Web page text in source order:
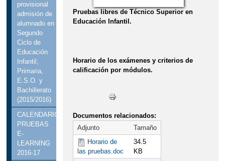
provisional
admisión de
alumnado en
Segundo
Ciclo de
Educación
Infantil,
Primaria,
E.S.O. y
Bachillerato
(2015/2016)
CALENDARIO
PRUEBAS
E-
LEARNING
2016-17
Pruebas libres de Técnico Superior en
Educación Infantil.
Horario de los exámenes y criterios de
calificación por módulos.
Documentos relacionados:
Adjunto
Tamaño
Horario de
las pruebas.doc
34.5
KB